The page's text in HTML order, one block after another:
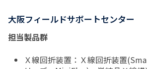
大阪フィールドサポートセンター
担当製品群
Ｘ線回折装置：Ｘ線回折装置